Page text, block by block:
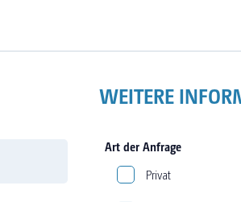
WEITERE
Art der Anfrage
Privat